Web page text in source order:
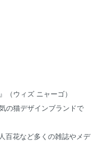
（ウィズ ニャーゴ）
の猫デザインブランドで
百花など多くの雑誌やメデ